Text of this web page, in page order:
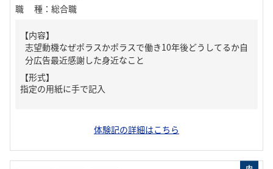
職種 ： 総合職
【内容】
志望動機なぜポラスかポラスで働き10年後どうしてるか自
分広告最近感謝した身近なこと
【形式】
指定の用紙に手で記入
体験記の詳細はこちら